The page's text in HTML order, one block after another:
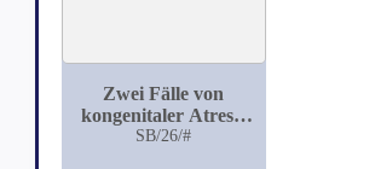
Zwei Fälle von
kongenitaler Atresie
des Ostium venosum
SB/26/#